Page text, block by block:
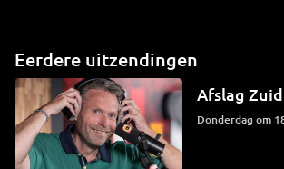
Eerdere uitzendingen
Afslag Zuid
donderdag om